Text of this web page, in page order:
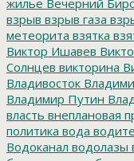
взрыв взрыв газа
метеорита взятка
Виктор Ишавев
Солнцев викторина
Владивосток
Владимир Путин
власть внеплановая
политика вода
Водоканал водолазы